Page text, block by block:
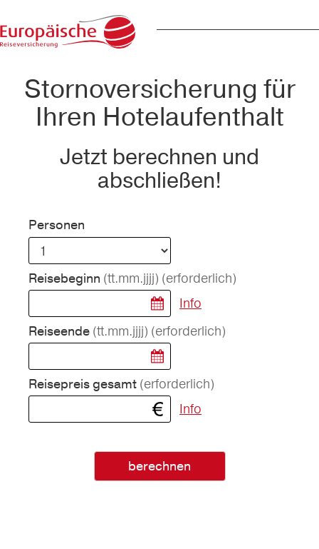
Stornoversicherung für
Ihren Hotelaufenthalt
Jetzt berechnen und
abschließen!
Personen
Reisebeginn (tt.mm.jjjj) (erforderlich)
Info
Reiseende (tt.mm.jjjj) (erforderlich)
Reisepreis gesamt (erforderlich)
Info
berechnen